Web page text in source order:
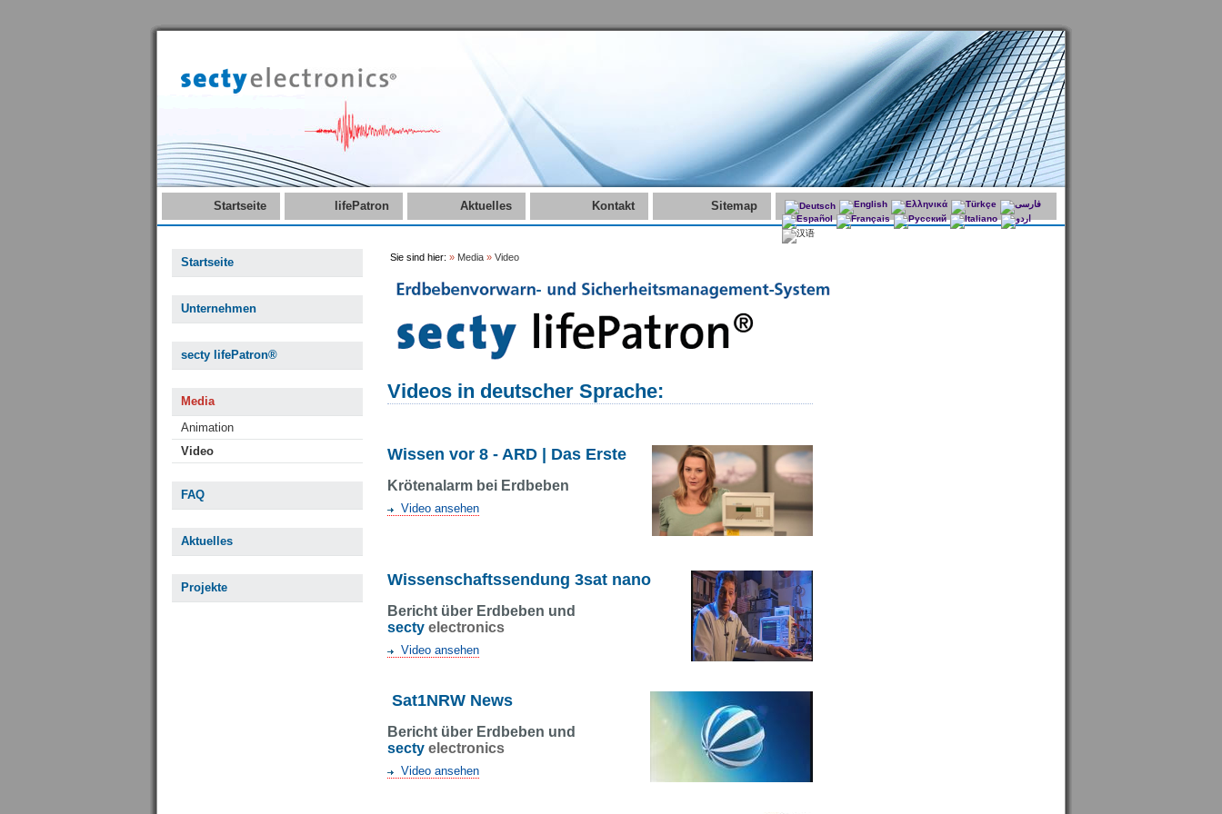
Startseite lifePatron Aktuelles Kontakt Sitemap
Startseite
Unternehmen
secty lifePatron®
Media
Animation
Video
FAQ
Aktuelles
Projekte
Sie sind hier: » Media » Video
Videos in deutscher Sprache:
Wissen vor 8 - ARD | Das Erste
Krötenalarm bei Erdbeben
Video ansehen
Wissenschaftssendung 3sat nano
Bericht über Erdbeben und
secty electronics
Video ansehen
Sat1NRW News
Bericht über Erdbeben und
secty electronics
Video ansehen